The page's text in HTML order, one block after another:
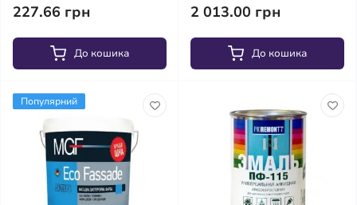
227.66 грн
До кошика
2 013.00 грн
До кошика
Популярний